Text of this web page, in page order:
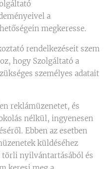
a
megkeresse.
rendelkezéseit szem
hogy Szolgáltató a
személyes adatait
reklámüzenetet, és
nélkül, ingyenesen
Ebben az esetben
küldéséhez
törli nyilvántartásából és